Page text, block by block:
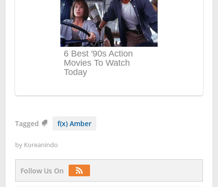
Tagged f(x) Amber
by Koreanindo
Follow Us On